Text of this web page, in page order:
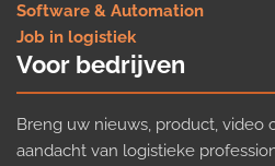
Software & Automation
Job in logistiek
Voor bedrijven
Breng uw nieuws, product, video
aandacht van logistieke